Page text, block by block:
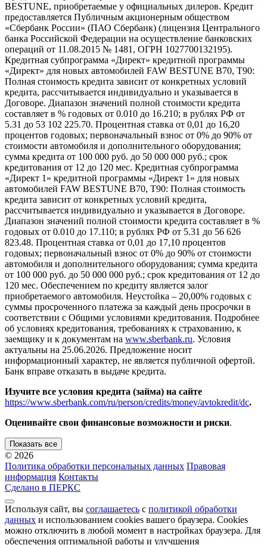
BESTUNE, приобретаемые у официальных дилеров. Кредит
предоставляется Публичным акционерным обществом
«Сбербанк России» (ПАО Сбербанк) (лицензия Центрального
банка Российской Федерации на осуществление банковских
операций от 11.08.2015 № 1481, ОГРН 1027700132195).
Кредитная субпрограмма «Директ» кредитной программы
«Директ» для новых автомобилей FAW BESTUNE B70, T90:
Полная стоимость кредита зависит от конкретных условий
кредита, рассчитывается индивидуально и указывается в
Договоре. Диапазон значений полной стоимости кредита
составляет в % годовых от 0.010 до 16.210; в рублях РФ от
5.31 до 53 102 225.70. Процентная ставка от 0,01 до 16,20
процентов годовых; первоначальный взнос от 0% до 90% от
стоимости автомобиля и дополнительного оборудования;
сумма кредита от 100 000 руб. до 50 000 000 руб.; срок
кредитования от 12 до 120 мес. Кредитная субпрограмма
«Директ 1» кредитной программы «Директ 1» для новых
автомобилей FAW BESTUNE B70, T90: Полная стоимость
кредита зависит от конкретных условий кредита,
рассчитывается индивидуально и указывается в Договоре.
Диапазон значений полной стоимости кредита составляет в %
годовых от 0.010 до 17.110; в рублях РФ от 5.31 до 56 626
823.48. Процентная ставка от 0,01 до 17,10 процентов
годовых; первоначальный взнос от 0% до 90% от стоимости
автомобиля и дополнительного оборудования; сумма кредита
от 100 000 руб. до 50 000 000 руб.; срок кредитования от 12 до
120 мес. Обеспечением по кредиту является залог
приобретаемого автомобиля. Неустойка – 20,00% годовых с
суммы просроченного платежа за каждый день просрочки в
соответствии с Общими условиями кредитования. Подробнее
об условиях кредитования, требованиях к страхованию, к
заемщику и к документам на www.sberbank.ru. Условия
актуальны на 25.06.2026. Предложение носит
информационный характер, не является публичной офертой.
Банк вправе отказать в выдаче кредита.
Изучите все условия кредита (займа) на сайте
https://www.sberbank.com/ru/person/credits/money/avtokredit/dc.
Оценивайте свои финансовые возможности и риски.
Показать все
© 2026
Политика обработки персональных данных Правовая
информация Контакты
Сделано в ПЕРКС
Используя сайт, вы соглашаетесь с политикой обработки
данных и использованием cookies вашего браузера. Cookies
можно отключить в любой момент в настройках браузера. Для
обеспечения оптимальной работы и улучшения